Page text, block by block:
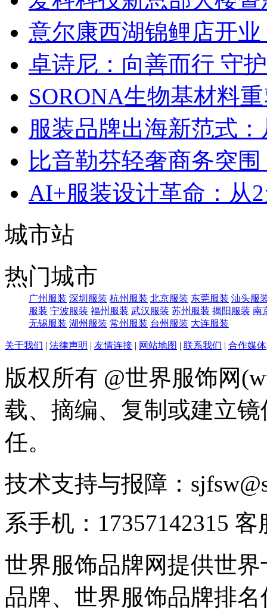
意尔康西湖锦鲤店开
卓诗尼：向善而行 守
SORONA生物基材料
服装品牌出海新范式
比音勒芬轻奢商务突
AI+服装设计革命：从
城市站
热门城市
广州服装 深圳服装 杭州服装 北京服装 东莞服装 汕头服
服装 宁波服装 福州服装 武汉服装 苏州服装 揭阳服装 南
无锡服装 湖州服装 常州服装 台州服装 大连服装
关于我们 | 法律声明 | 友情连接 | 网站地图 | 联系我们 | 合作媒体
版权所有 @世界服饰网
载、摘编、复制或建立
任。
技术支持与报障：
系手机：17357142315 客
世界服饰品牌网提供世
品牌、世界服饰品牌排